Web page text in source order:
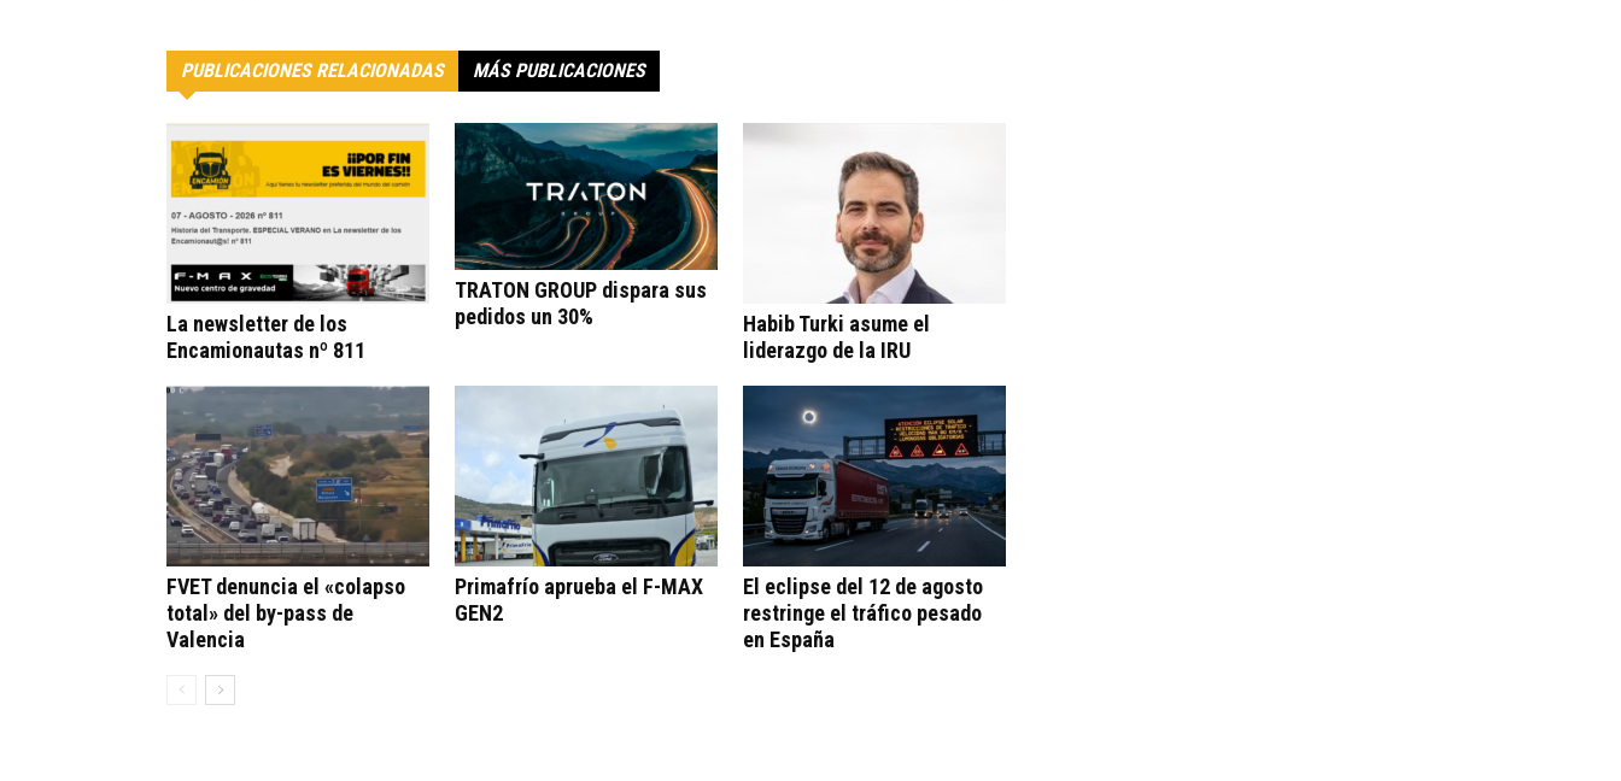
PUBLICACIONES RELACIONADAS MÁS PUBLICACIONES
La newsletter de los
Encamionautas nº 811
TRATON GROUP dispara sus
pedidos un 30%
Habib Turki asume el
liderazgo de la IRU
FVET denuncia el «colapso
total» del by-pass de
Valencia
Primafrío aprueba el F-MAX
GEN2
El eclipse del 12 de agosto
restringe el tráfico pesado
en España